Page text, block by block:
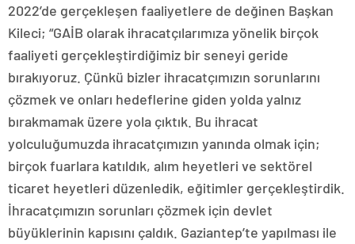
2022’de gerçekleşen faaliyetlere de değinen Başkan
Kileci; “GAİB olarak ihracatçılarımıza yönelik birçok
faaliyeti gerçekleştirdiğimiz bir seneyi geride
bırakıyoruz. Çünkü bizler ihracatçımızın sorunlarını
çözmek ve onları hedeflerine giden yolda yalnız
bırakmamak üzere yola çıktık. Bu ihracat
yolculuğumuzda ihracatçımızın yanında olmak için;
birçok fuarlara katıldık, alım heyetleri ve sektörel
ticaret heyetleri düzenledik, eğitimler gerçekleştirdik.
İhracatçımızın sorunları çözmek için devlet
büyüklerinin kapısını çaldık. Gaziantep’te yapılması ile